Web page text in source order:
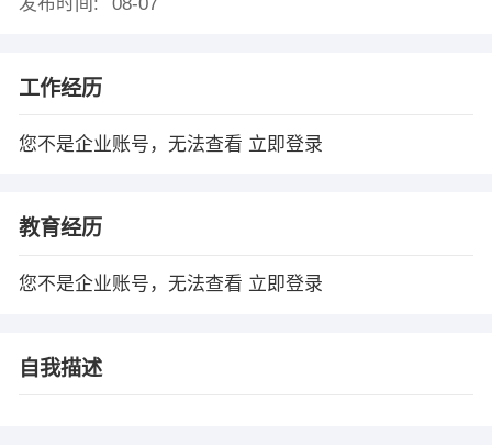
工作经历
您不是企业账号，无法查看 立即登录
教育经历
您不是企业账号，无法查看 立即登录
自我描述